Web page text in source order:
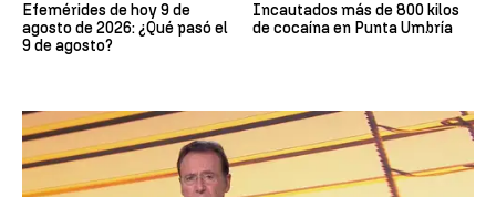
Efemérides de hoy 9 de
agosto de 2026: ¿Qué pasó el
9 de agosto?
Incautados más de 800 kilos
de cocaína en Punta Umbría